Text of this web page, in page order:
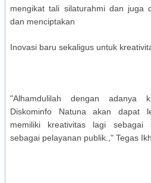
mengikat tali silaturahmi dan juga
dan menciptakan
Inovasi baru sekaligus untuk
"Alhamdulilah dengan adanya
Diskominfo Natuna akan dapat
memiliki kreativitas lagi sebagai
sebagai pelayanan publik.," Tegas